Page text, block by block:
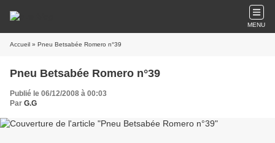
MENU
Accueil » Pneu Betsabée Romero n°39
Pneu Betsabée Romero n°39
Publié le 06/12/2008 à 00:03
Par G.G